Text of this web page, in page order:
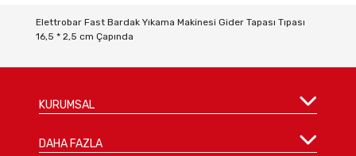
Elettrobar Fast Bardak Yıkama Makinesi Gider Tapası Tıpası
16,5 * 2,5 cm Çapında
KURUMSAL
DAHA FAZLA